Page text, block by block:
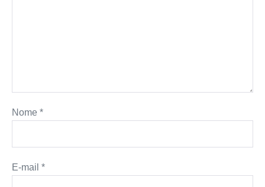
Nome *
E-mail *